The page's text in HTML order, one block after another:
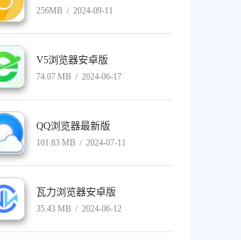
256MB / 2024-09-11
V5浏览器安卓版
74.07 MB / 2024-06-17
QQ浏览器最新版
101.83 MB / 2024-07-11
瓦力浏览器安卓版
35.43 MB / 2024-06-12